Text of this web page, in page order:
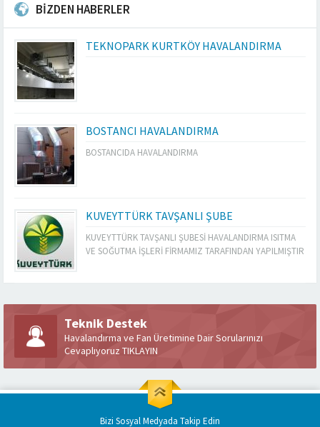
BİZDEN HABERLER
TEKNOPARK KURTKÖY HAVALANDIRMA
BOSTANCI HAVALANDIRMA
BOSTANCIDA HAVALANDIRMA
KUVEYTTÜRK TAVŞANLI ŞUBE
KUVEYTTÜRK TAVŞANLI ŞUBESİ HAVALANDIRMA ISITMA
VE SOĞUTMA İŞLERİ FİRMAMIZ TARAFINDAN YAPILMIŞTIR
Teknik Destek
Havalandırma ve Fan Üretimine Dair Sorularınızı
Cevaplıyoruz TIKLAYIN
Bizi Sosyal Medyada Takip Edin